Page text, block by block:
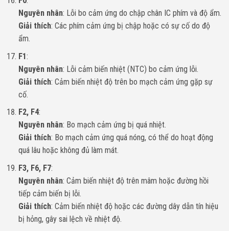
Nguyên nhân: Lỗi bo cảm ứng do chập chân IC phím và độ ẩm.
Giải thích: Các phím cảm ứng bị chập hoặc có sự cố do độ
ẩm.
F1:
Nguyên nhân: Lỗi cảm biến nhiệt (NTC) bo cảm ứng lỗi.
Giải thích: Cảm biến nhiệt độ trên bo mạch cảm ứng gặp sự
cố.
F2, F4:
Nguyên nhân: Bo mạch cảm ứng bị quá nhiệt.
Giải thích: Bo mạch cảm ứng quá nóng, có thể do hoạt động
quá lâu hoặc không đủ làm mát.
F3, F6, F7:
Nguyên nhân: Cảm biến nhiệt độ trên mâm hoặc đường hồi
tiếp cảm biến bị lỗi.
Giải thích: Cảm biến nhiệt độ hoặc các đường dây dẫn tín hiệu
bị hỏng, gây sai lệch về nhiệt độ.